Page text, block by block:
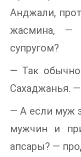
Анджали,
жасмина, —
супругом?
— Так
Сахаджанья.
— А если муж
мужчин и
апсары? —